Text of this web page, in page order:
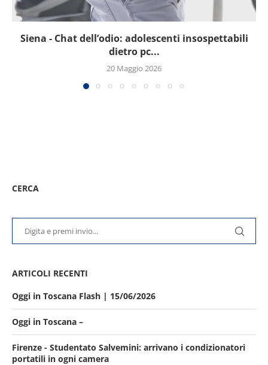
Siena - Chat dell’odio: adolescenti insospettabili
dietro pc...
20 Maggio 2026
CERCA
ARTICOLI RECENTI
Oggi in Toscana Flash | 15/06/2026
Oggi in Toscana –
Firenze - Studentato Salvemini: arrivano i condizionatori
portatili in ogni camera